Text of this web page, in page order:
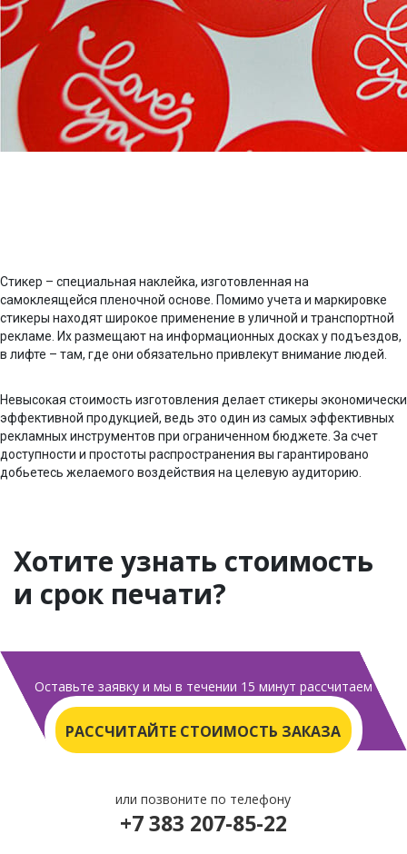
Стикер – специальная наклейка, изготовленная на
самоклеящейся пленочной основе. Помимо учета и маркировке
стикеры находят широкое применение в уличной и транспортной
рекламе. Их размещают на информационных досках у подъездов,
в лифте – там, где они обязательно привлекут внимание людей.
Невысокая стоимость изготовления делает стикеры экономически
эффективной продукцией, ведь это один из самых эффективных
рекламных инструментов при ограниченном бюджете. За счет
доступности и простоты распространения вы гарантировано
добьетесь желаемого воздействия на целевую аудиторию.
Хотите узнать стоимость
и срок печати?
Оставьте заявку и мы в течении 15 минут рассчитаем
цену и сроки печати
РАССЧИТАЙТЕ СТОИМОСТЬ ЗАКАЗА
или позвоните по телефону
+7 383 207-85-22